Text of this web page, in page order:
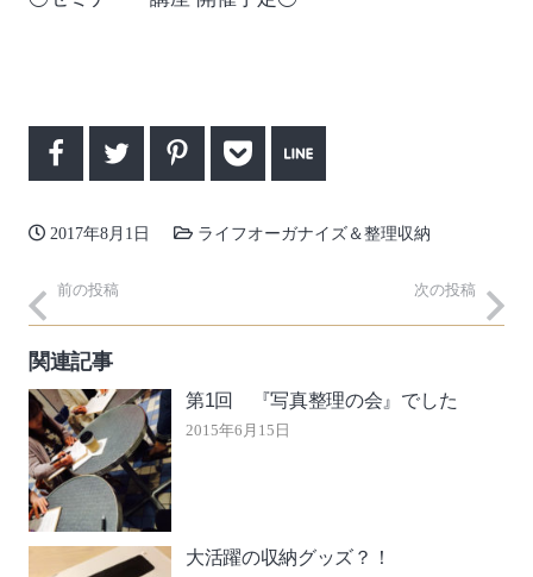
2017年8月1日 ライフオーガナイズ＆整理収納
前の投稿 次の投稿
関連記事
第1回 『写真整理の会』でした
2015年6月15日
大活躍の収納グッズ？！